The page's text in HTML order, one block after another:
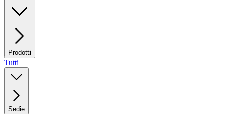
Prodotti
Tutti
Sedie